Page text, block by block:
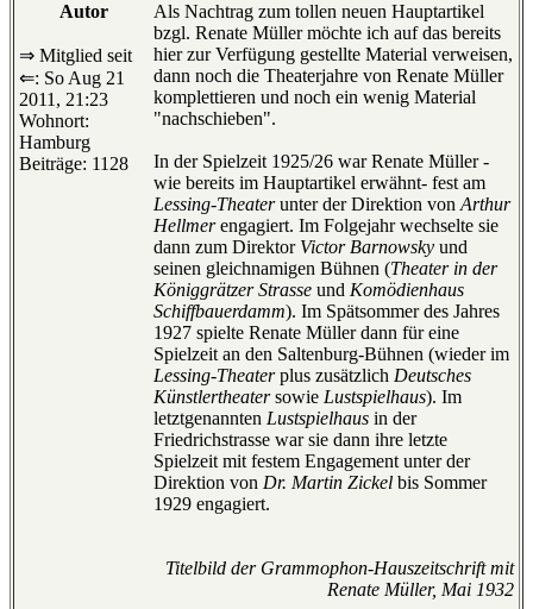
Autor
⇒ Mitglied seit
⇐: So Aug 21
2011, 21:23
Wohnort:
Hamburg
Beiträge: 1128
Als Nachtrag zum tollen neuen Hauptartikel
bzgl. Renate Müller möchte ich auf das bereits
hier zur Verfügung gestellte Material verweisen,
dann noch die Theaterjahre von Renate Müller
komplettieren und noch ein wenig Material
"nachschieben".
In der Spielzeit 1925/26 war Renate Müller -
wie bereits im Hauptartikel erwähnt- fest am
Lessing-Theaterunter der Direktion von Arthur
Hellmerengagiert. Im Folgejahr wechselte sie
dann zum Direktor Victor Barnowsky und
seinen gleichnamigen Bühnen (Theater in der
Königgrätzer Strasse und Komödienhaus
Schiffbauerdamm). Im Spätsommer des Jahres
1927 spielte Renate Müller dann für eine
Spielzeit an den Saltenburg-Bühnen (wieder im
Lessing-Theaterplus zusätzlich Deutsches
Künstlertheatersowie Lustspielhaus). Im
letztgenannten Lustspielhaus in der
Friedrichstrasse war sie dann ihre letzte
Spielzeit mit festem Engagement unter der
Direktion von Dr. Martin Zickel bis Sommer
1929 engagiert.
Titelbild der Grammophon-Hauszeitschrift mit
Renate Müller, Mai 1932